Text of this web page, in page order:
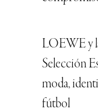
LOEWE y
Selección
moda,
fútbol